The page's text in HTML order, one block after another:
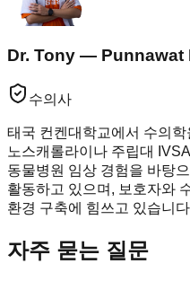
Dr. Tony —
수의사
태국 컨켄대학교에서 수의
노스캐롤라이나 주립대
동물병원 임상 경험을 바탕
활동하고 있으며, 보호자와
환경 구축에 힘쓰고 있습니
자주 묻는 질문